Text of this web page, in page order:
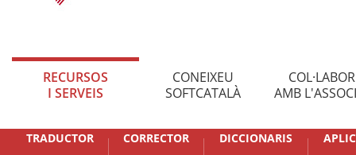
RECURSOS
I SERVEIS
CONEIXEU
SOFTCATALÀ
AMB
TRADUCTOR CORRECTOR DICCIONARIS